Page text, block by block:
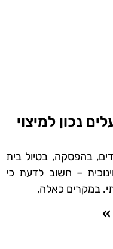
נכון למיצוי
בהפסקה, בטיול בית
– חשוב לדעת כי
במקרים כאלה,
»